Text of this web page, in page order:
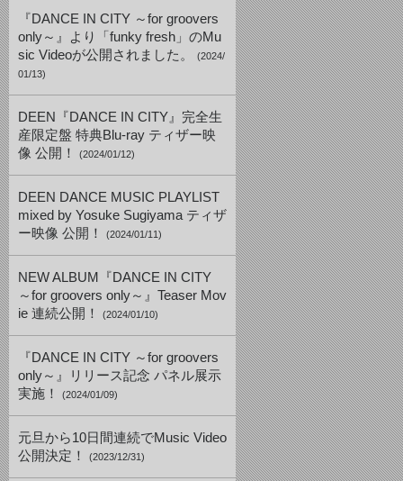
『DANCE IN CITY ～for groovers
only～』より「funky fresh」のMu
sic Videoが公開されました。
(2024/
01/13)
DEEN『DANCE IN CITY』完全生
産限定盤 特典Blu-ray ティザー映
像 公開！
(2024/01/12)
DEEN DANCE MUSIC PLAYLIST
mixed by Yosuke Sugiyama ティザ
ー映像 公開！
(2024/01/11)
NEW ALBUM『DANCE IN CITY
～for groovers only～』Teaser Mov
ie 連続公開！
(2024/01/10)
『DANCE IN CITY ～for groovers
only～』リリース記念 パネル展示
実施！
(2024/01/09)
元旦から10日間連続でMusic Video
公開決定！
(2023/12/31)